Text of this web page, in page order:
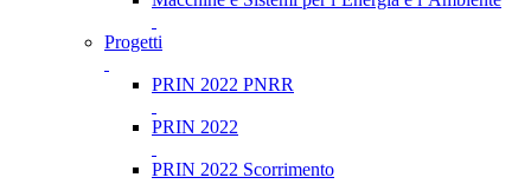
Progetti
PRIN 2022 PNRR
PRIN 2022
PRIN 2022 Scorrimento